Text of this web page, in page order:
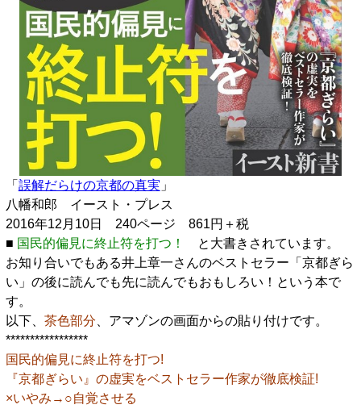
「 誤解だらけの京都の真実 」
八幡和郎 イースト・プレス
2016年12月10日 240ページ 861円＋税
■ 国民的偏見に終止符を打つ！
と大書きされています。
お知り合いでもある井上章一さんのベストセラー「京都ぎら
い」の後に読んでも先に読んでもおもしろい！という本で
す。
以下、 茶色部分 、アマゾンの画面からの貼り付けです。
*****************
国民的偏見に終止符を打つ!
『京都ぎらい』の虚実をベストセラー作家が徹底検証!
×いやみ→○自覚させる